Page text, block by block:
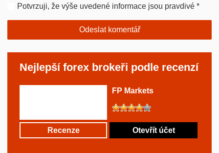
Potvrzuji, že výše uvedené informace jsou pravdivé *
Nejlepší forex brokeři podle recenzí
FP Markets
Recenze Otevřít účet